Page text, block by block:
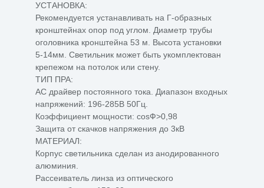
УСТАНОВКА:
Рекомендуется устанавливать на Г-образных
кронштейнах опор под углом. Диаметр трубы
оголовника кронштейна 53 м. Высота установки
5-14мм. Светильник может быть укомплектован
крепежом на потолок или стену.
ТИП ПРА:
АС драйвер постоянного тока. Диапазон входных
напряжений: 196-285В 50Гц.
Коэффициент мощности: сosФ>0,98
Защита от скачков напряжения до 3кВ
МАТЕРИАЛ:
Корпус светильника сделан из анодированного
алюминия.
Рассеиватель линза из оптического